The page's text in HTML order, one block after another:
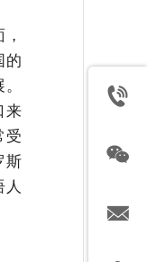
的
来
受
斯